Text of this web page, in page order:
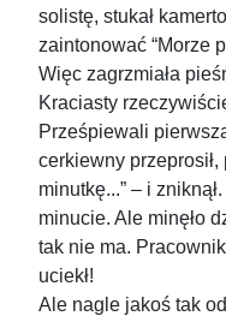
solistę, stukał
zaintonować “Morze
Więc zagrzmiała
Kraciasty
Prześpiewali
cerkiewny przeprosił,
minutkę...” – i
minucie. Ale minęło
tak nie ma.
uciekł!
Ale nagle jakoś tak